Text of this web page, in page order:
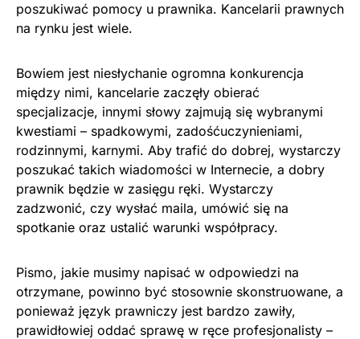
poszukiwać pomocy u prawnika. Kancelarii prawnych
na rynku jest wiele.
Bowiem jest niesłychanie ogromna konkurencja
między nimi, kancelarie zaczęły obierać
specjalizacje, innymi słowy zajmują się wybranymi
kwestiami – spadkowymi, zadośćuczynieniami,
rodzinnymi, karnymi. Aby trafić do dobrej, wystarczy
poszukać takich wiadomości w Internecie, a dobry
prawnik będzie w zasięgu ręki. Wystarczy
zadzwonić, czy wysłać maila, umówić się na
spotkanie oraz ustalić warunki współpracy.
Pismo, jakie musimy napisać w odpowiedzi na
otrzymane, powinno być stosownie skonstruowane, a
ponieważ język prawniczy jest bardzo zawiły,
prawidłowiej oddać sprawę w ręce profesjonalisty –